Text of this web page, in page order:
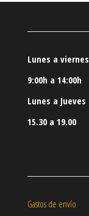
Lunes a viernes
9:00h a 14:00h
Lunes a Jueves
15.30 a 19.00
Gastos de envío